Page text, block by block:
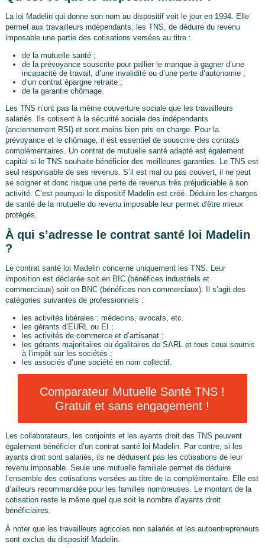
La loi Madelin qui donne son nom au dispositif voit le jour en 1994. Elle
permet aux travailleurs indépendants, les TNS, de déduire du revenu
imposable une partie des cotisations versées au titre :
de la mutuelle santé ;
de la prévoyance souscrite pour pallier le manque à gagner d’une
incapacité de travail, d’une invalidité ou d’une perte d’autonomie ;
d’un contrat épargne retraite ;
de la garantie chômage.
Les TNS n’ont pas la même couverture sociale que les travailleurs
salariés. Ils cotisent à la sécurité sociale des indépendants
(anciennement RSI) et sont moins bien pris en charge. Pour la
prévoyance et le chômage, il est essentiel de souscrire des contrats
complémentaires. Un contrat de mutuelle santé adapté est également
capital si le TNS souhaite bénéficier des meilleures garanties. Le TNS est
seul responsable de ses revenus. S’il est mal ou pas couvert, il ne peut
se soigner et donc risque une perte de revenus très préjudiciable à son
activité. C’est pourquoi le dispositif Madelin est créé. Déduire les charges
de santé de la mutuelle du revenu imposable leur permet d'être mieux
protégés.
À qui s’adresse le contrat santé loi Madelin
?
Le contrat santé loi Madelin concerne uniquement les TNS. Leur
imposition est déclarée soit en BIC (bénéfices industriels et
commerciaux) soit en BNC (bénéfices non commerciaux). Il s’agit des
catégories suivantes de professionnels :
les activités libérales : médecins, avocats, etc.
les gérants d’EURL ou EI ;
les activités de commerce et d’artisanat ;
les gérants majoritaires ou égalitaires de SARL et tous ceux soumis
à l’impôt sur les sociétés ;
les associés d’une société en nom collectif.
Comparateur Mutuelle Santé TNS !
Gratuit et sans engagement !
Les collaborateurs, les conjoints et les ayants droit des TNS peuvent
également bénéficier d’un contrat santé loi Madelin. Par contre, si les
ayants droit sont salariés, ils ne déduisent pas les cotisations de leur
revenu imposable. Seule une mutuelle familiale permet de déduire
l’ensemble des cotisations versées au titre de la complémentaire. Elle est
d’ailleurs recommandée pour les familles nombreuses. Le montant de la
cotisation reste le même quel que soit le nombre d’ayants droit
bénéficiaires.
À noter que les travailleurs agricoles non salariés et les autoentrepreneurs
sont exclus du dispositif Madelin.